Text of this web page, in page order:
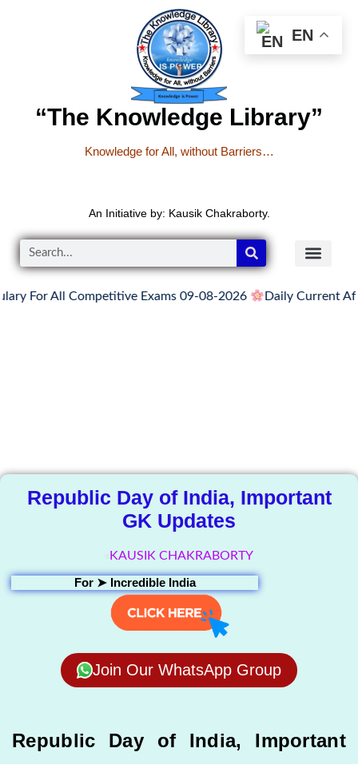
“The Knowledge Library”
Knowledge for All, without Barriers…
An Initiative by: Kausik Chakraborty.
Competitive Exams 09-08-2026 Daily Current Affairs,
Republic Day of India, Important
GK Updates
KAUSIK CHAKRABORTY
For ➤ Incredible India
Join Our WhatsApp Group
Republic Day of India, Important
EN